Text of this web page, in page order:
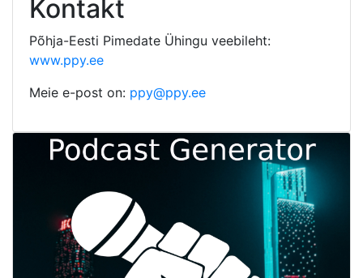
Kontakt
Põhja-Eesti Pimedate Ühingu veebileht:
www.ppy.ee
Meie e-post on: ppy@ppy.ee